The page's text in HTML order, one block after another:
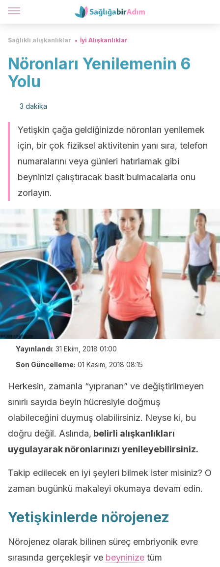
Sağlıklı alışkanlıklar İyi Alışkanlıklar
Nöronları Yenilemenin 6
Yolu
3 dakika
Yetişkin çağa geldiğinizde nöronları yenilemek
için, bir çok fiziksel aktivitenin yanı sıra, telefon
numaralarını veya günleri hatırlamak gibi
beyninizi çalıştıracak basit bulmacalarla onu
zorlayın.
Yayınlandı: 31 Ekim, 2018 01:00
Son Güncelleme: 01 Kasım, 2018 08:15
Herkesin, zamanla “yıpranan” ve değiştirilmeyen
sınırlı sayıda beyin hücresiyle doğmuş
olabileceğini duymuş olabilirsiniz. Neyse ki, bu
doğru değil. Aslında, belirli alışkanlıkları
uygulayarak nöronlarınızı yenileyebilirsiniz.
Takip edilecek en iyi şeyleri bilmek ister misiniz? O
zaman bugünkü makaleyi okumaya devam edin.
Yetişkinlerde nörojenez
Nörojenez olarak bilinen süreç embriyonik evre
sırasında gerçekleşir ve beyninize tüm